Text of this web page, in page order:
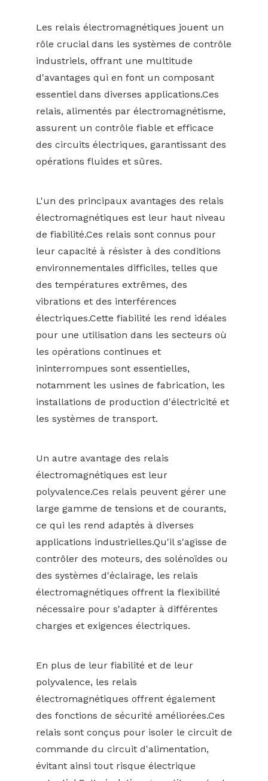
Les relais électromagnétiques jouent un
rôle crucial dans les systèmes de contrôle
industriels, offrant une multitude
d'avantages qui en font un composant
essentiel dans diverses applications.Ces
relais, alimentés par électromagnétisme,
assurent un contrôle fiable et efficace
des circuits électriques, garantissant des
opérations fluides et sûres.
L'un des principaux avantages des relais
électromagnétiques est leur haut niveau
de fiabilité.Ces relais sont connus pour
leur capacité à résister à des conditions
environnementales difficiles, telles que
des températures extrêmes, des
vibrations et des interférences
électriques.Cette fiabilité les rend idéales
pour une utilisation dans les secteurs où
les opérations continues et
ininterrompues sont essentielles,
notamment les usines de fabrication, les
installations de production d'électricité et
les systèmes de transport.
Un autre avantage des relais
électromagnétiques est leur
polyvalence.Ces relais peuvent gérer une
large gamme de tensions et de courants,
ce qui les rend adaptés à diverses
applications industrielles.Qu'il s'agisse de
contrôler des moteurs, des solénoïdes ou
des systèmes d'éclairage, les relais
électromagnétiques offrent la flexibilité
nécessaire pour s'adapter à différentes
charges et exigences électriques.
En plus de leur fiabilité et de leur
polyvalence, les relais
électromagnétiques offrent également
des fonctions de sécurité améliorées.Ces
relais sont conçus pour isoler le circuit de
commande du circuit d'alimentation,
évitant ainsi tout risque électrique